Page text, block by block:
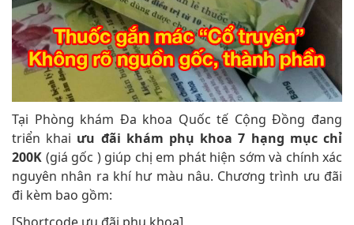
Tại Phòng khám Đa khoa Quốc tế Cộng Đồng đang
triển khai ưu đãi khám phụ khoa 7 hạng mục chỉ
200K (giá gốc ) giúp chị em phát hiện sớm và chính xác
nguyên nhân ra khí hư màu nâu. Chương trình ưu đãi
đi kèm bao gồm: